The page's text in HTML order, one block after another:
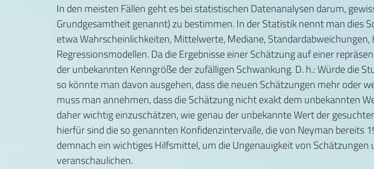
In den meisten Fällen geht es bei statistischen Datenanalysen darum,
Grundgesamtheit genannt) zu bestimmen. In der Statistik nennt man dies
etwa Wahrscheinlichkeiten, Mittelwerte, Mediane,
Regressionsmodellen. Da die Ergebnisse einer Schätzung auf einer
der unbekannten Kenngröße der zufälligen Schwankung. D. h.: Würde die
so könnte man davon ausgehen, dass die neuen Schätzungen mehr oder
muss man annehmen, dass die Schätzung nicht exakt dem unbekannten
daher wichtig einzuschätzen, wie genau der unbekannte Wert der
hierfür sind die so genannten Konfidenzintervalle, die von Neyman
demnach ein wichtiges Hilfsmittel, um die Ungenauigkeit von
veranschaulichen.